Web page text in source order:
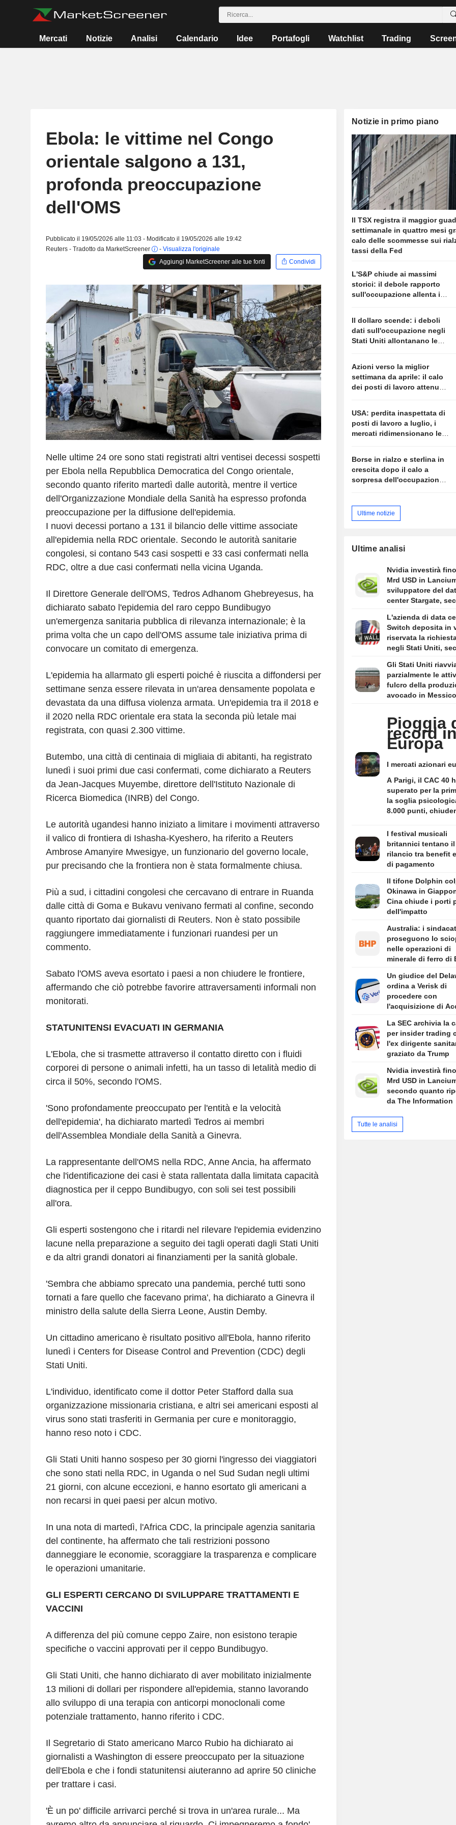
Mercati Notizie Analisi Calendario Idee Portafogli Watchlist Trading
Ebola: le vittime nel Congo
orientale salgono a 131,
profonda preoccupazione
dell'OMS
Pubblicato il 19/05/2026 alle 11:03 - Modificato il 19/05/2026 alle 19:42
Reuters - Tradotto da MarketScreener
- Visualizza l'originale
Aggiungi MarketScreener alle tue fonti
Condividi
Nelle ultime 24 ore sono stati registrati altri ventisei decessi sospetti
per Ebola nella Repubblica Democratica del Congo orientale,
secondo quanto riferito martedì dalle autorità, mentre il vertice
dell'Organizzazione Mondiale della Sanità ha espresso profonda
preoccupazione per la diffusione dell'epidemia.
I nuovi decessi portano a 131 il bilancio delle vittime associate
all'epidemia nella RDC orientale. Secondo le autorità sanitarie
congolesi, si contano 543 casi sospetti e 33 casi confermati nella
RDC, oltre a due casi confermati nella vicina Uganda.
Il Direttore Generale dell'OMS, Tedros Adhanom Ghebreyesus, ha
dichiarato sabato l'epidemia del raro ceppo Bundibugyo
un'emergenza sanitaria pubblica di rilevanza internazionale; è la
prima volta che un capo dell'OMS assume tale iniziativa prima di
convocare un comitato di emergenza.
L'epidemia ha allarmato gli esperti poiché è riuscita a diffondersi per
settimane senza essere rilevata in un'area densamente popolata e
devastata da una diffusa violenza armata. Un'epidemia tra il 2018 e
il 2020 nella RDC orientale era stata la seconda più letale mai
registrata, con quasi 2.300 vittime.
Butembo, una città di centinaia di migliaia di abitanti, ha registrato
lunedì i suoi primi due casi confermati, come dichiarato a Reuters
da Jean-Jacques Muyembe, direttore dell'Istituto Nazionale di
Ricerca Biomedica (INRB) del Congo.
Le autorità ugandesi hanno iniziato a limitare i movimenti attraverso
il valico di frontiera di Ishasha-Kyeshero, ha riferito a Reuters
Ambrose Amanyire Mwesigye, un funzionario del governo locale,
pur precisando che la frontiera non è stata formalmente chiusa.
Più a sud, i cittadini congolesi che cercavano di entrare in Ruanda
dalle città di Goma e Bukavu venivano fermati al confine, secondo
quanto riportato dai giornalisti di Reuters. Non è stato possibile
raggiungere immediatamente i funzionari ruandesi per un
commento.
Sabato l'OMS aveva esortato i paesi a non chiudere le frontiere,
affermando che ciò potrebbe favorire attraversamenti informali non
monitorati.
STATUNITENSI EVACUATI IN GERMANIA
L'Ebola, che si trasmette attraverso il contatto diretto con i fluidi
corporei di persone o animali infetti, ha un tasso di letalità medio di
circa il 50%, secondo l'OMS.
'Sono profondamente preoccupato per l'entità e la velocità
dell'epidemia', ha dichiarato martedì Tedros ai membri
dell'Assemblea Mondiale della Sanità a Ginevra.
La rappresentante dell'OMS nella RDC, Anne Ancia, ha affermato
che l'identificazione dei casi è stata rallentata dalla limitata capacità
diagnostica per il ceppo Bundibugyo, con soli sei test possibili
all'ora.
Gli esperti sostengono che i ritardi nel rilevare l'epidemia evidenzino
lacune nella preparazione a seguito dei tagli operati dagli Stati Uniti
e da altri grandi donatori ai finanziamenti per la sanità globale.
'Sembra che abbiamo sprecato una pandemia, perché tutti sono
tornati a fare quello che facevano prima', ha dichiarato a Ginevra il
ministro della salute della Sierra Leone, Austin Demby.
Un cittadino americano è risultato positivo all'Ebola, hanno riferito
lunedì i Centers for Disease Control and Prevention (CDC) degli
Stati Uniti.
L'individuo, identificato come il dottor Peter Stafford dalla sua
organizzazione missionaria cristiana, e altri sei americani esposti al
virus sono stati trasferiti in Germania per cure e monitoraggio,
hanno reso noto i CDC.
Gli Stati Uniti hanno sospeso per 30 giorni l'ingresso dei viaggiatori
che sono stati nella RDC, in Uganda o nel Sud Sudan negli ultimi
21 giorni, con alcune eccezioni, e hanno esortato gli americani a
non recarsi in quei paesi per alcun motivo.
In una nota di martedì, l'Africa CDC, la principale agenzia sanitaria
del continente, ha affermato che tali restrizioni possono
danneggiare le economie, scoraggiare la trasparenza e complicare
le operazioni umanitarie.
GLI ESPERTI CERCANO DI SVILUPPARE TRATTAMENTI E
VACCINI
A differenza del più comune ceppo Zaire, non esistono terapie
specifiche o vaccini approvati per il ceppo Bundibugyo.
Gli Stati Uniti, che hanno dichiarato di aver mobilitato inizialmente
13 milioni di dollari per rispondere all'epidemia, stanno lavorando
allo sviluppo di una terapia con anticorpi monoclonali come
potenziale trattamento, hanno riferito i CDC.
Il Segretario di Stato americano Marco Rubio ha dichiarato ai
giornalisti a Washington di essere preoccupato per la situazione
dell'Ebola e che i fondi statunitensi aiuteranno ad aprire 50 cliniche
per trattare i casi.
'È un po' difficile arrivarci perché si trova in un'area rurale... Ma
Notizie in primo piano
Il TSX registra il maggior
settimanale in quattro mesi
calo delle scommesse sui
tassi della Fed
L'S&P chiude ai massimi
storici: il debole rapporto
sull'occupazione allenta i
Il dollaro scende: i deboli
dati sull'occupazione negli
Stati Uniti allontanano le
Azioni verso la miglior
settimana da aprile: il calo
dei posti di lavoro attenua i
USA: perdita inaspettata di
posti di lavoro a luglio, i
mercati ridimensionano le
Borse in rialzo e sterlina in
crescita dopo il calo a
sorpresa dell'occupazione
Ultime notizie
Ultime analisi
Nvidia investirà
Mrd USD in
sviluppatore del
center Stargate,
Information
L'azienda di data
Switch deposita in
riservata la
negli Stati Uniti,
Gli Stati Uniti
parzialmente le
fulcro della
avocado in Messico
Pioggia
record
Europa
I mercati azionari
storica, trainati da
serie di risultati
solidi e da un
ottimismo sulle
Diversi indici di
hanno raggiunto
massimi,
vigore del rally in
A Parigi, il CAC 40
superato per la
la soglia
8.000 punti,
rialzo dello 0,77%.
DA
I festival musicali
britannici tentano il
rilancio tra benefit
di pagamento
Il tifone Dolphin
Okinawa in
Cina chiude i porti
dell'impatto
Australia: i
proseguono lo
nelle operazioni di
minerale di ferro di
Un giudice del
ordina a Verisk di
procedere con
l'acquisizione di
La SEC archivia la
per insider trading
l'ex dirigente
graziato da Trump
Nvidia investirà
Mrd USD in
secondo quanto
da The Information
Tutte le analisi